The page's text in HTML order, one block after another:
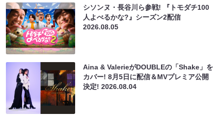
シソンヌ・長谷川ら参戦! 『トモダチ100
人よべるかな?』シーズン2配信
2026.08.05
Aina & ValerieがDOUBLEの「Shake」を
カバー! 8月5日に配信＆MVプレミア公開
決定!2026.08.04